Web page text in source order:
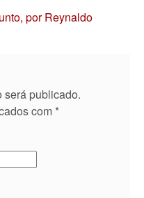
por Reynaldo
será publicado.
com *